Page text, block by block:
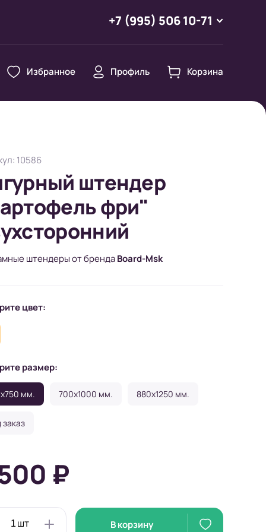
+7 (995) 506 10-71
Избранное Профиль Корзина
10586
штендер
фри"
штендеры от брендаBoard-Msk
цвет:
размер:
мм. 700x1000 мм. 880x1250 мм.
₽
В корзину